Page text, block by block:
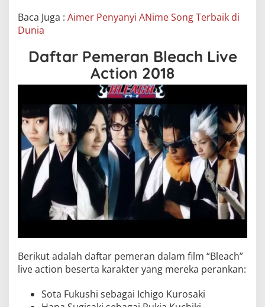
Baca Juga : Aimer Penyanyi ANime Song Terbaik di
Dunia
Daftar Pemeran Bleach Live
Action 2018
Berikut adalah daftar pemeran dalam film “Bleach”
live action beserta karakter yang mereka perankan:
Sota Fukushi sebagai Ichigo Kurosaki